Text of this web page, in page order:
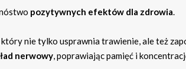
pozytywnych efektów dla zdrowia.
który nie tylko usprawnia trawienie, ale też
nerwowy, poprawiając pamięć i